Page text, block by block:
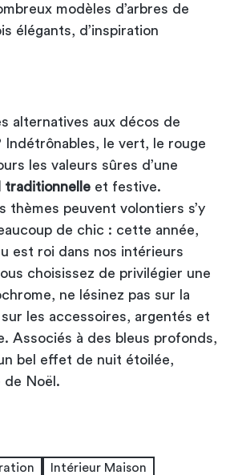
modèles d’arbres de
élégants, d’inspiration
alternatives aux décos de
Indétrônables, le vert, le rouge
les valeurs sûres d’une
traditionnelle et festive.
thèmes peuvent volontiers s’y
de chic : cette année,
est roi dans nos intérieurs
choisissez de privilégier une
ne lésinez pas sur la
sur les accessoires, argentés et
Associés à des bleus profonds,
bel effet de nuit étoilée,
de Noël.
Intérieur Maison